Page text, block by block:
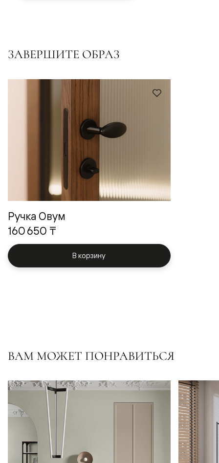
ЗАВЕРШИТЕ ОБРАЗ
Ручка Овум
160 650 ₸
В корзину
ВАМ МОЖЕТ ПОНРАВИТЬСЯ